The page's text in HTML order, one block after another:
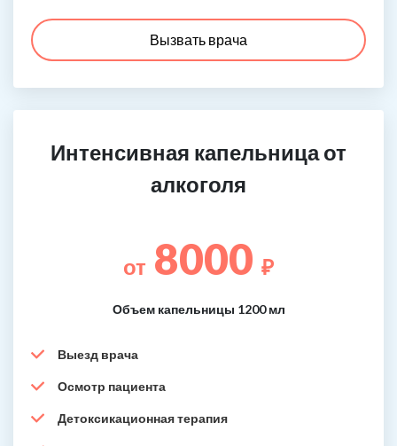
Вызвать врача
Интенсивная капельница от
алкоголя
от 8000 ₽
Объем капельницы 1200 мл
Выезд врача
Осмотр пациента
Детоксикационная терапия